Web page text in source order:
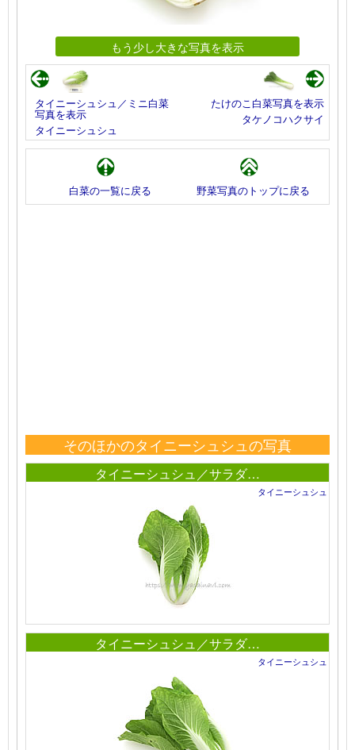
もう少し大きな写真を表示
タイニーシュシュ／ミニ白菜
写真を表示
タイニーシュシュ
たけのこ白菜写真を表示
タケノコハクサイ
白菜の一覧に戻る 野菜写真のトップに戻る
そのほかのタイニーシュシュの写真
タイニーシュシュ／サラダ…
タイニーシュシュ
タイニーシュシュ／サラダ…
タイニーシュシュ